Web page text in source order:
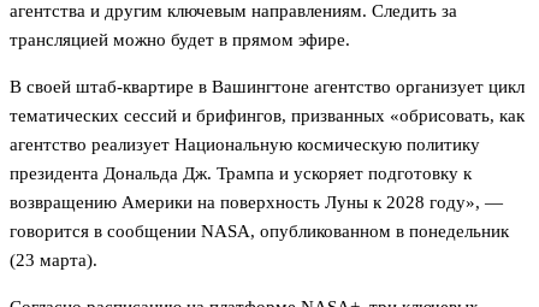
агентства и другим ключевым направлениям. Следить за
трансляцией можно будет в прямом эфире.
В своей штаб-квартире в Вашингтоне агентство организует цикл
тематических сессий и брифингов, призванных «обрисовать, как
агентство реализует Национальную космическую политику
президента Дональда Дж. Трампа и ускоряет подготовку к
возвращению Америки на поверхность Луны к 2028 году», —
говорится в сообщении NASA, опубликованном в понедельник
(23 марта).